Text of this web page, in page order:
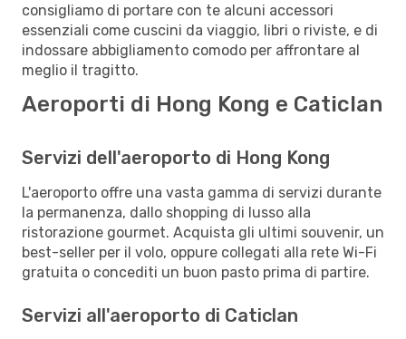
consigliamo di portare con te alcuni accessori
essenziali come cuscini da viaggio, libri o riviste, e di
indossare abbigliamento comodo per affrontare al
meglio il tragitto.
Aeroporti di Hong Kong e Caticlan
Servizi dell'aeroporto di Hong Kong
L'aeroporto offre una vasta gamma di servizi durante
la permanenza, dallo shopping di lusso alla
ristorazione gourmet. Acquista gli ultimi souvenir, un
best-seller per il volo, oppure collegati alla rete Wi-Fi
gratuita o concediti un buon pasto prima di partire.
Servizi all'aeroporto di Caticlan